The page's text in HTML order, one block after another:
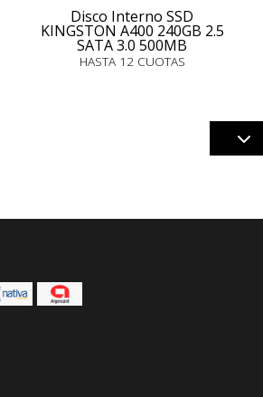
Disco Interno SSD
KINGSTON A400 240GB 2.5
SATA 3.0 500MB
HASTA 12 CUOTAS